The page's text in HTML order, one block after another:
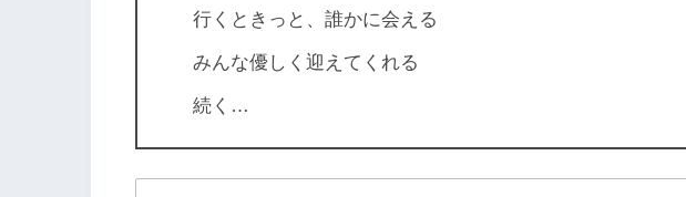
行くときっと、誰かに会える
みんな優しく迎えてくれる
続く…